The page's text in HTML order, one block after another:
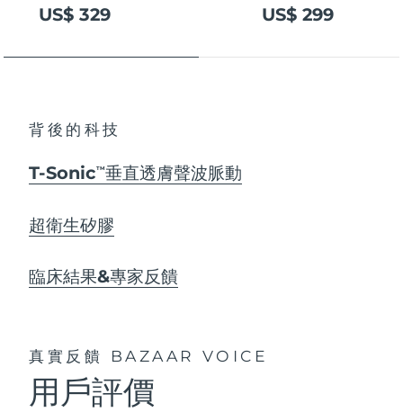
US$ 329 US$ 299
背後的科技
T-SonicTM 垂直透膚聲波脈動
超衛生矽膠
臨床結果&專家反饋
真實反饋 BAZAAR VOICE
用戶評價